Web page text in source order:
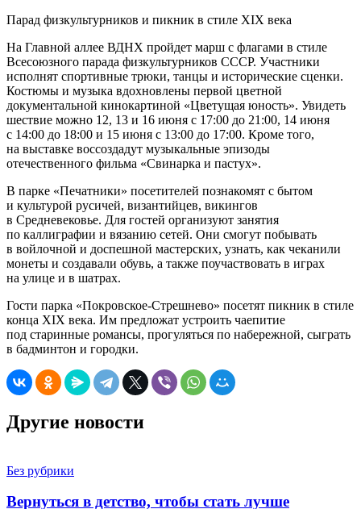
Парад физкультурников и пикник в стиле XIX века
На Главной аллее ВДНХ пройдет марш с флагами в стиле
Всесоюзного парада физкультурников СССР. Участники
исполнят спортивные трюки, танцы и исторические сценки.
Костюмы и музыка вдохновлены первой цветной
документальной кинокартиной «Цветущая юность». Увидеть
шествие можно 12, 13 и 16 июня с 17:00 до 21:00, 14 июня
с 14:00 до 18:00 и 15 июня с 13:00 до 17:00. Кроме того,
на выставке воссоздадут музыкальные эпизоды
отечественного фильма «Свинарка и пастух».
В парке «Печатники» посетителей познакомят с бытом
и культурой русичей, византийцев, викингов
в Средневековье. Для гостей организуют занятия
по каллиграфии и вязанию сетей. Они смогут побывать
в войлочной и доспешной мастерских, узнать, как чеканили
монеты и создавали обувь, а также поучаствовать в играх
на улице и в шатрах.
Гости парка «Покровское-Стрешнево» посетят пикник в стиле
конца XIX века. Им предложат устроить чаепитие
под старинные романсы, прогуляться по набережной, сыграть
в бадминтон и городки.
Другие новости
Без рубрики
Вернуться в детство, чтобы стать лучше